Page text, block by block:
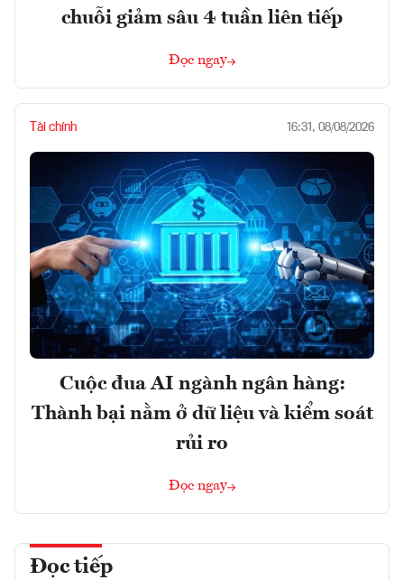
chuỗi giảm sâu 4 tuần liên tiếp
Đọc ngay
Tài chính 16:31, 08/08/2026
Cuộc đua AI ngành ngân hàng:
Thành bại nằm ở dữ liệu và kiểm soát
rủi ro
Đọc ngay
Đọc tiếp